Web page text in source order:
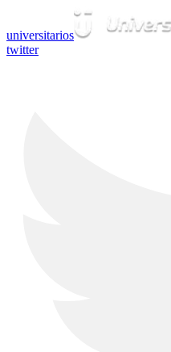
universitarios
twitter